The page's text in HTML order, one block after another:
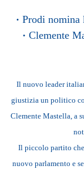
· Prodi nomina
· Clemente
Il nuovo leader
giustizia un politico
Clemente Mastella, a
Il piccolo partito che
nuovo parlamento e